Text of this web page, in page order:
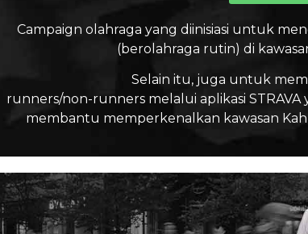
Campaign olahraga yang diinisiasi untuk
(berolahraga rutin) di
Selain itu, juga untuk
runners/non-runners melalui aplikasi
membantu memperkenalkan kawasan